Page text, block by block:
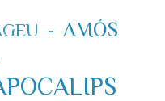
- AMÓS